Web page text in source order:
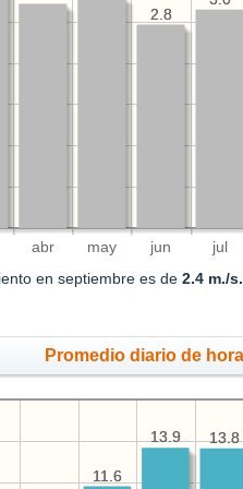
abr may jun jul
2.8
2.8
en septiembre es de2.4 m./s.
Promedio diario de
13.8
13.9
11.6
13.8
13.9
11.6